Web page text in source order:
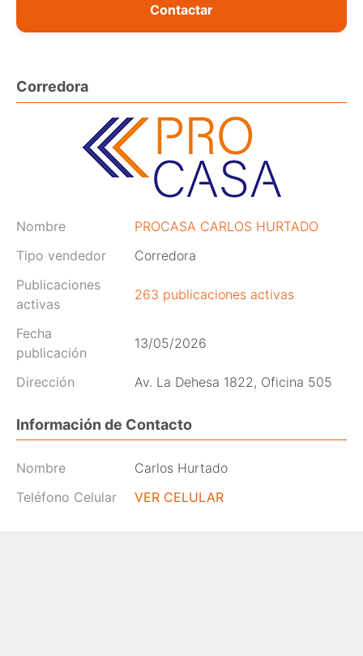
Contactar
Corredora
Nombre
PROCASA CARLOS HURTADO
Tipo vendedor
Corredora
Publicaciones
activas
263 publicaciones activas
Fecha
publicación
13/05/2026
Dirección Av. La Dehesa 1822, Oficina 505
Información de Contacto
Nombre
Carlos Hurtado
Teléfono Celular
VER CELULAR